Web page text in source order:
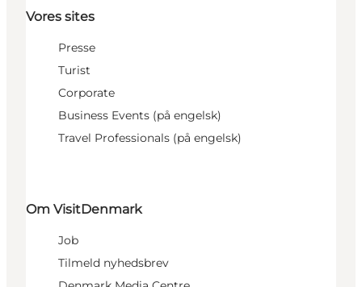
Vores sites
Presse
Turist
Corporate
Business Events (på engelsk)
Travel Professionals (på engelsk)
Om VisitDenmark
Job
Tilmeld nyhedsbrev